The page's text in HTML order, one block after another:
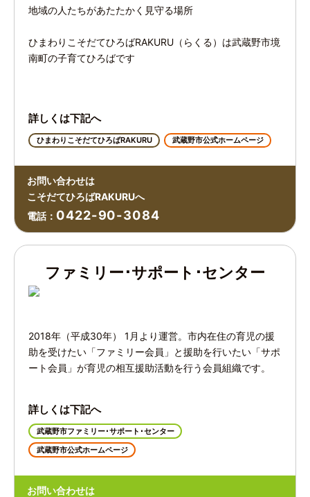
地域の人たちがあたたかく見守る場所
ひまわりこそだてひろばRAKURU（らくる）は武蔵野市境
南町の子育てひろばです
詳しくは下記へ
ひまわりこそだてひろばRAKURU 武蔵野市公式ホームページ
お問い合わせは
こそだてひろばRAKURUへ
電話： 0422-90-3084
ファミリー･サポート･センター
2018年（平成30年） 1月より運営。市内在住の育児の援
助を受けたい「ファミリー会員」と援助を行いたい「サポ
ート会員」が育児の相互援助活動を行う会員組織です。
詳しくは下記へ
武蔵野市ファミリー･サポート･センター
武蔵野市公式ホームページ
お問い合わせは